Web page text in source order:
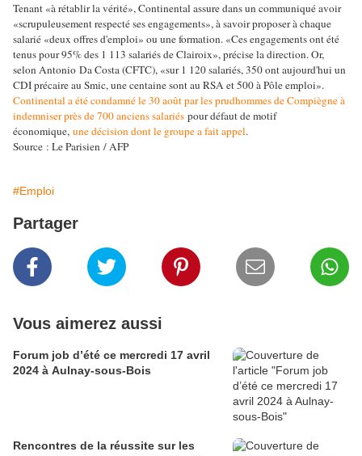
Tenant «à rétablir la vérité», Continental assure dans un communiqué avoir
«scrupuleusement respecté ses engagements», à savoir proposer à chaque
salarié «deux offres d'emploi» ou une formation. «Ces engagements ont été
tenus pour 95% des 1 113 salariés de Clairoix», précise la direction.Or,
selon Antonio Da Costa (CFTC), «sur 1 120 salariés, 350 ont aujourd'hui un
CDI précaire au Smic, une centaine sont au RSA et 500 à Pôle emploi».
Continental a été condamné le 30 août par les prudhommes de Compiègne à
indemniser près de 700 anciens salariés pour défaut de motif
économique, une décision dont le groupe a fait appel.
Source : Le Parisien / AFP
#Emploi
Partager
Vous aimerez aussi
Forum job d’été ce mercredi 17 avril
2024 à Aulnay-sous-Bois
Rencontres de la réussite sur les